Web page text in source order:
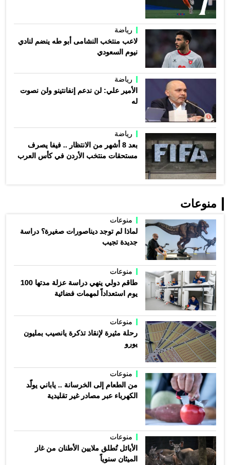
رياضة
لاعب منتخب النشامى أبو طه ينضم لنادي
نيوم السعودي
رياضة
الأمير علي: لن ندعم إنفانتينو ولن نصوت
له
رياضة
بعد 8 أشهر من الانتظار .. فيفا يصرف
مستحقات منتخب الأردن في كأس العرب
منوعات
منوعات
لماذا لم توجد ديناصورات صغيرة؟ دراسة
جديدة تجيب
منوعات
طاقم دولي ينهي دراسة عزلة مدتها 100
يوم استعداداً لمهمات فضائية
منوعات
رحلة مثيرة لإنقاذ تذكرة يانصيب بمليون
يورو
منوعات
من الطعام إلى الخرسانة .. ياباني يولّد
الكهرباء عبر مصادر غير تقليدية
منوعات
الأيائل تُطلق ملايين الأطنان من غاز
الميثان سنوياً